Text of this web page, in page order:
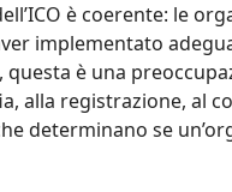
è coerente: le
implementato
è una
alla registrazione, al
determinano se